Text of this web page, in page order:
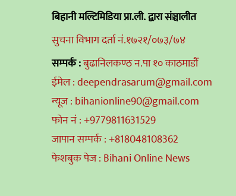
बिहानी मल्टिमिडिया प्रा.ली. द्वारा संञ्चालीत
सुचना विभाग दर्ता नं.१७२१/०७३/७४
सम्पर्क :बुढानिलकण्ठ न.पा १० काठमाडौं
ईमेल : deependrasarum@gmail.com
न्यूज : bihanionline90@gmail.com
फोन नं : +9779811631529
जापान सम्पर्क : +818048108362
फेशबुक पेज : Bihani Online News